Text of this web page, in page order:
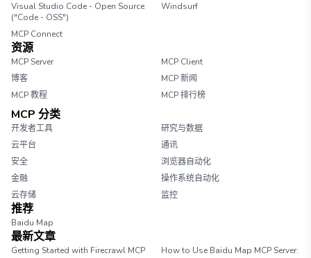
Visual Studio Code - Open Source
("Code - OSS")
Windsurf
MCP Connect
资源
MCP Server
MCP Client
博客
MCP 新闻
MCP 教程
MCP 排行榜
MCP 分类
开发者工具
研究与数据
云平台
通讯
安全
浏览器自动化
金融
操作系统自动化
云存储
监控
推荐
Baidu Map
最新文章
Getting Started with Firecrawl MCP
How to Use Baidu Map MCP Server: